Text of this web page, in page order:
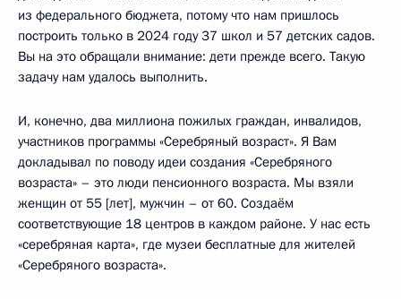
из федерального бюджета, потому что нам пришлось
построить только в 2024 году 37 школ и 57 детских садов.
Вы на это обращали внимание: дети прежде всего. Такую
задачу нам удалось выполнить.
И, конечно, два миллиона пожилых граждан, инвалидов,
участников программы «Серебряный возраст». Я Вам
докладывал по поводу идеи создания «Серебряного
возраста» – это люди пенсионного возраста. Мы взяли
женщин от 55 [лет], мужчин – от 60. Создаём
соответствующие 18 центров в каждом районе. У нас есть
«серебряная карта», где музеи бесплатные для жителей
«Серебряного возраста».